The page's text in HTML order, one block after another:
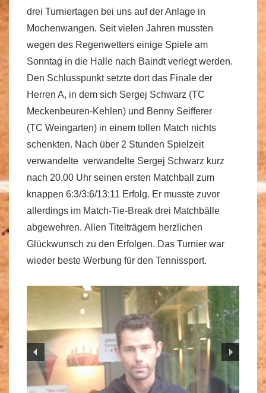
drei Turniertagen bei uns auf der Anlage in
Mochenwangen. Seit vielen Jahren mussten
wegen des Regenwetters einige Spiele am
Sonntag in die Halle nach Baindt verlegt werden.
Den Schlusspunkt setzte dort das Finale der
Herren A, in dem sich Sergej Schwarz (TC
Meckenbeuren-Kehlen) und Benny Seifferer
(TC Weingarten) in einem tollen Match nichts
schenkten. Nach über 2 Stunden Spielzeit
verwandelte verwandelte Sergej Schwarz kurz
nach 20.00 Uhr seinen ersten Matchball zum
knappen 6:3/3:6/13:11 Erfolg. Er musste zuvor
allerdings im Match-Tie-Break drei Matchbälle
abgewehren. Allen Titelträgern herzlichen
Glückwunsch zu den Erfolgen. Das Turnier war
wieder beste Werbung für den Tennissport.